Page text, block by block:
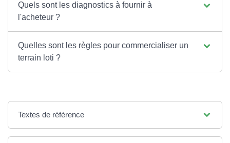
Quels sont les diagnostics à fournir à
l'acheteur ?
Quelles sont les règles pour commercialiser un
terrain loti ?
Textes de référence